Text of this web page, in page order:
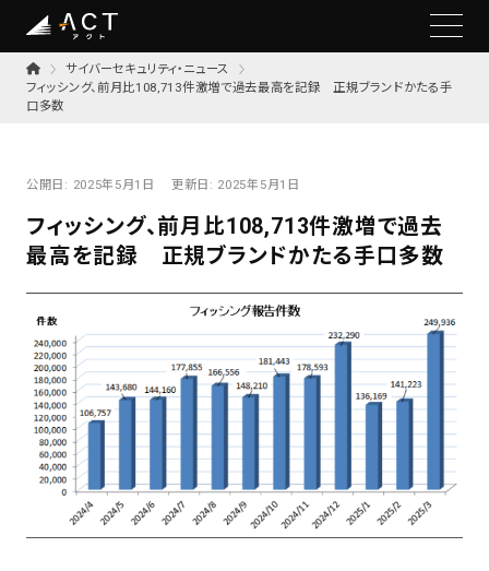
サイバーセキュリティ・ニュース
フィッシング、前月比108,713件激増で過去最高を記録 正規ブランドかたる手
口多数
公開日: 2025年5月1日 更新日: 2025年5月1日
フィッシング、前月比108,713件激増で過去
最高を記録 正規ブランドかたる手口多数